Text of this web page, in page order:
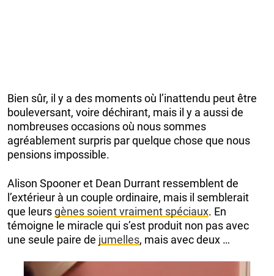
Bien sûr, il y a des moments où l’inattendu peut être
bouleversant, voire déchirant, mais il y a aussi de
nombreuses occasions où nous sommes
agréablement surpris par quelque chose que nous
pensions impossible.
Alison Spooner et Dean Durrant ressemblent de
l’extérieur à un couple ordinaire, mais il semblerait
que leursgènes soient vraiment spéciaux. En
témoigne le miracle qui s’est produit non pas avec
une seule paire de jumelles, mais avec deux …